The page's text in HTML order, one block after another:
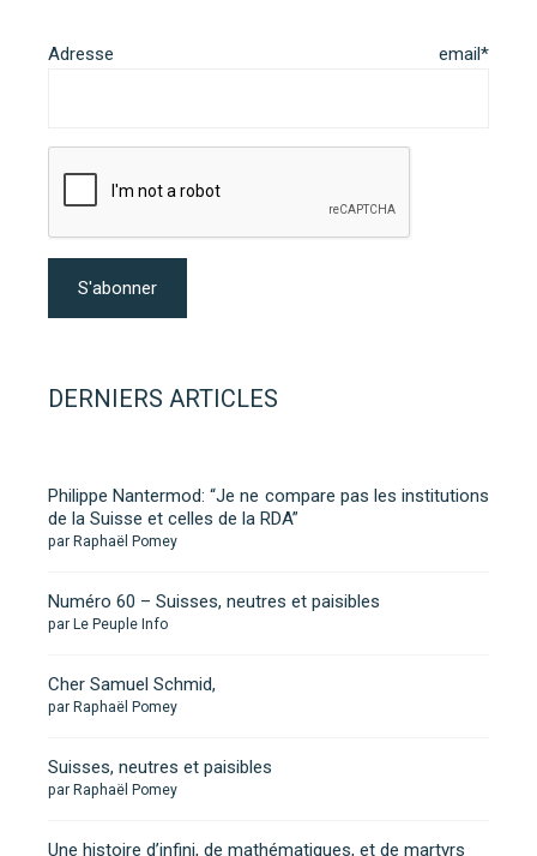
Adresse email*
DERNIERS ARTICLES
Philippe Nantermod: “Je ne compare pas les institutions
de la Suisse et celles de la RDA”
par Raphaël Pomey
Numéro 60 – Suisses, neutres et paisibles
par Le Peuple Info
Cher Samuel Schmid,
par Raphaël Pomey
Suisses, neutres et paisibles
par Raphaël Pomey
Une histoire d’infini, de mathématiques, et de martyrs